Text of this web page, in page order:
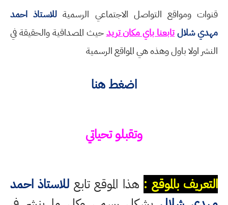
قنوات ومواقع التواصل الاجتماعي الرسمية للاستاذ احمد
مهدي شلالتابعنا باي مكان تريدحيث المصداقية والحقيقة في
النشر اولا باول وهذه هي المواقع الرسمية
اضغط هنا
وتقبلو تحياتي
التعريف بالموقع : هذا الموقع تابع للاستاذ احمد